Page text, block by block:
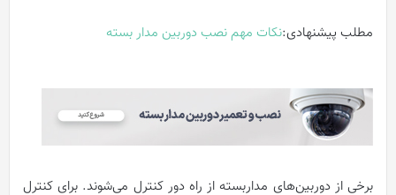
مطلب پیشنهادی:نکات مهم نصب دوربین مدار بسته
برخی از دوربین‌های مداربسته از راه دور کنترل می‌شوند. برای کنترل